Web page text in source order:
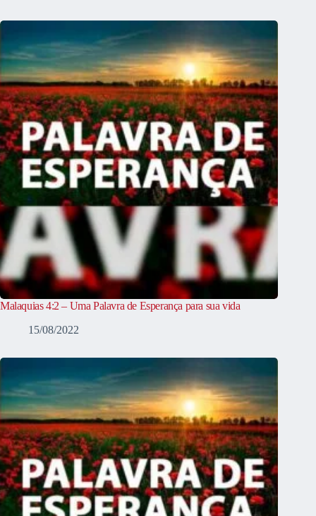
Malaquias 4:2 – Uma Palavra de Esperança para sua vida
15/08/2022